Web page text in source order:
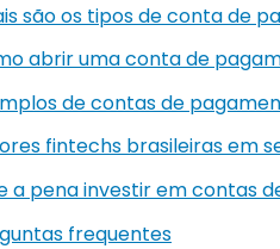
são os tipos de conta de
abrir uma conta de
de contas de
fintechs brasileiras em
a pena investir em contas
frequentes